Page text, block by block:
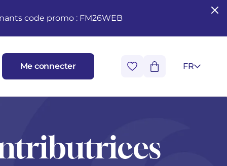
code promo : FM26WEB
Me connecter FR